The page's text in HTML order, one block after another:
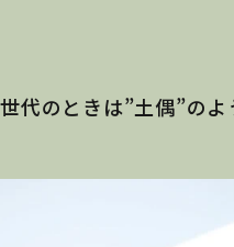
代のときは”土偶”のよ